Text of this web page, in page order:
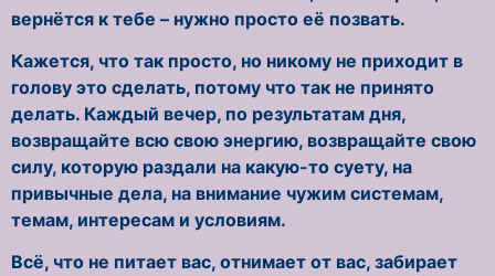
вернётся к тебе – нужно просто её позвать.
Кажется, что так просто, но никому не приходит в
голову это сделать, потому что так не принято
делать. Каждый вечер, по результатам дня,
возвращайте всю свою энергию, возвращайте свою
силу, которую раздали на какую-то суету, на
привычные дела, на внимание чужим системам,
темам, интересам и условиям.
Всё, что не питает вас, отнимает от вас, забирает